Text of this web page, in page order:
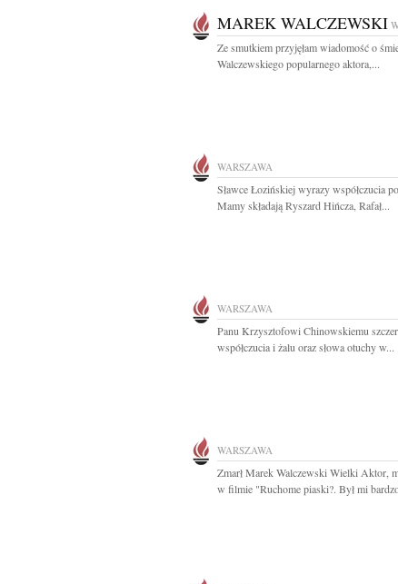
MAREK WALCZEWSKI
Ze smutkiem przyjęłam wiadomość o
Walczewskiego popularnego aktora,...
WARSZAWA
Sławce Łozińskiej wyrazy współczucia
Mamy składają Ryszard Hińcza, Rafał...
WARSZAWA
Panu Krzysztofowi Chinowskiemu
współczucia i żalu oraz słowa otuchy w...
WARSZAWA
Zmarł Marek Walczewski Wielki Aktor,
w filmie "Ruchome piaski?. Był mi